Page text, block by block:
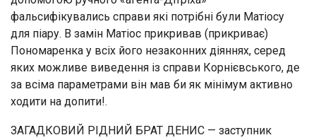
фальсифікувались справи які потрібні були Матіосу
для піару. В замін Матіос прикривав (прикриває)
Пономаренка у всіх його незаконних діяннях, серед
яких можливе виведення із справи Корнієвського, де
за всіма параметрами він мав би як мінімум активно
ходити на допити!.
ЗАГАДКОВИЙ РІДНИЙ БРАТ ДЕНИС — заступник